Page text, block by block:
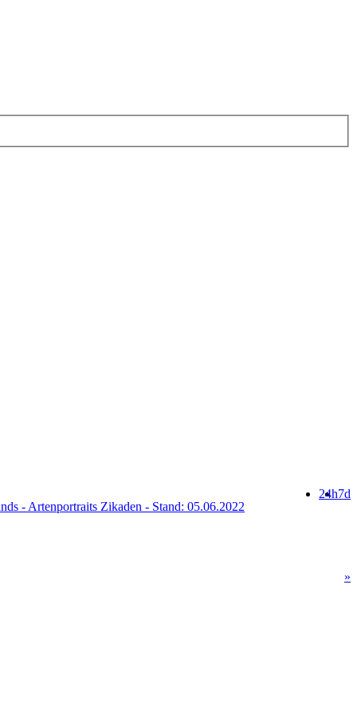
7d
24h
- Artenportraits Zikaden - Stand: 05.06.2022
»